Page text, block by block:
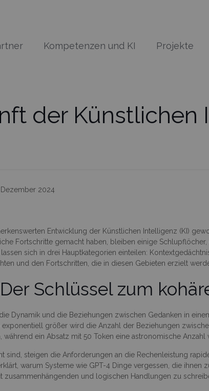
Kompetenzen und KI Projekte
der Künstlichen
2024
Entwicklung der Künstlichen Intelligenz (KI)
Fortschritte gemacht haben, bleiben einige
sich in drei Hauptkategorien einteilen:
und den Fortschritten, die in diesen Gebieten erzielt
Schlüssel zum
Dynamik und die Beziehungen zwischen Gedanken in
größer wird die Anzahl der Beziehungen
ein Absatz mit 50 Token eine astronomische Anzahl
sind, steigen die Anforderungen an die Rechenleistung
warum Systeme wie GPT-4 Dinge vergessen, die ihnen
und logischen Handlungen zu